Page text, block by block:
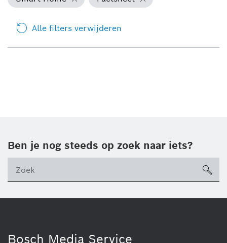
Alle filters verwijderen
Ben je nog steeds op zoek naar iets?
Bosch Media Service